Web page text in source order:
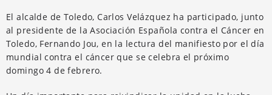
El alcalde de Toledo, Carlos Velázquez ha participado, junto
al presidente de la Asociación Española contra el Cáncer en
Toledo, Fernando Jou, en la lectura del manifiesto por el día
mundial contra el cáncer que se celebra el próximo
domingo 4 de febrero.